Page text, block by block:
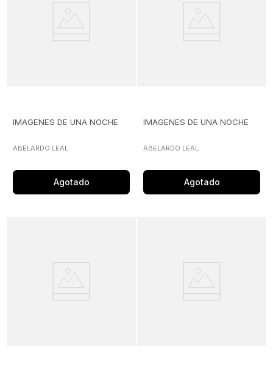
IMAGENES DE UNA NOCHE
ABELARDO LEAL
Agotado
IMAGENES DE UNA NOCHE
ABELARDO LEAL
Agotado